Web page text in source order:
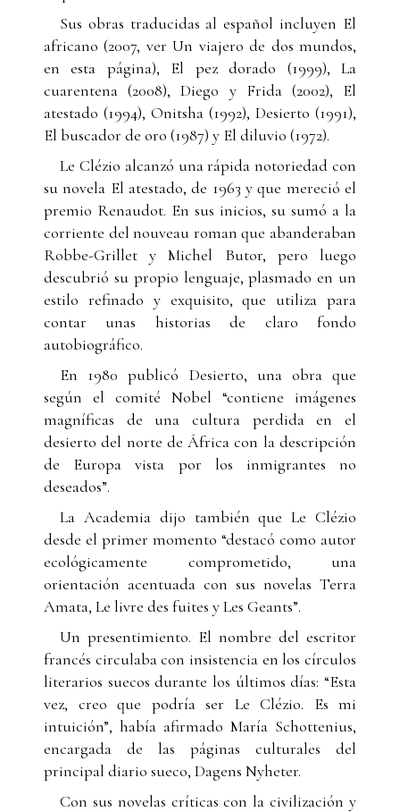
Sus obras traducidas al español incluyen El
africano (2007, ver Un viajero de dos mundos,
en esta página), El pez dorado (1999), La
cuarentena (2008), Diego y Frida (2002), El
atestado (1994), Onitsha (1992), Desierto (1991),
El buscador de oro (1987) y El diluvio (1972).
Le Clézio alcanzó una rápida notoriedad con
su novela El atestado, de 1963 y que mereció el
premio Renaudot. En sus inicios, su sumó a la
corriente del nouveau roman que abanderaban
Robbe-Grillet y Michel Butor, pero luego
descubrió su propio lenguaje, plasmado en un
estilo refinado y exquisito, que utiliza para
contar unas historias de claro fondo
autobiográfico.
En 1980 publicó Desierto, una obra que
según el comité Nobel “contiene imágenes
magníficas de una cultura perdida en el
desierto del norte de África con la descripción
de Europa vista por los inmigrantes no
deseados”.
La Academia dijo también que Le Clézio
desde el primer momento “destacó como autor
ecológicamente comprometido, una
orientación acentuada con sus novelas Terra
Amata, Le livre des fuites y Les Geants”.
Un presentimiento. El nombre del escritor
francés circulaba con insistencia en los círculos
literarios suecos durante los últimos días: “Esta
vez, creo que podría ser Le Clézio. Es mi
intuición”, había afirmado María Schottenius,
encargada de las páginas culturales del
principal diario sueco, Dagens Nyheter.
Con sus novelas críticas con la civilización y